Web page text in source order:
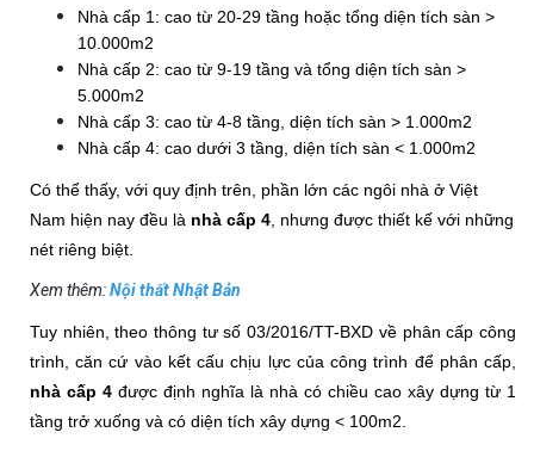
Nhà cấp 1: cao từ 20-29 tầng hoặc tổng diện tích sàn >
10.000m2
Nhà cấp 2: cao từ 9-19 tầng và tổng diện tích sàn >
5.000m2
Nhà cấp 3: cao từ 4-8 tầng, diện tích sàn > 1.000m2
Nhà cấp 4: cao dưới 3 tầng, diện tích sàn < 1.000m2
Có thể thấy, với quy định trên, phần lớn các ngôi nhà ở Việt
Nam hiện nay đều là nhà cấp 4 , nhưng được thiết kế với những
nét riêng biệt.
Xem thêm:Nội thất Nhật Bản
Tuy nhiên, theo thông tư số 03/2016/TT-BXD về phân cấp công
nhà cấp 4 được định nghĩa là nhà có chiều cao xây dựng từ 1
tầng trở xuống và có diện tích xây dựng < 100m2.